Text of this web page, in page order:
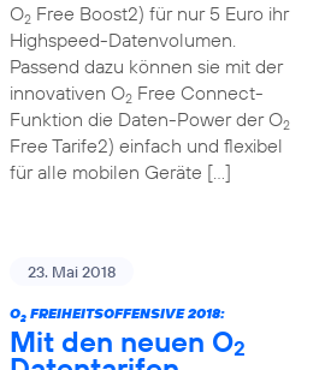
O2Free Boost2) für nur 5 Euro ihr
Highspeed-Datenvolumen.
Passend dazu können sie mit der
innovativen O2Free Connect-
Funktion die Daten-Power der O2
Free Tarife2) einfach und flexibel
für alle mobilen Geräte […]
23. Mai 2018
O2FREIHEITSOFFENSIVE 2018:
Mit den neuen O2